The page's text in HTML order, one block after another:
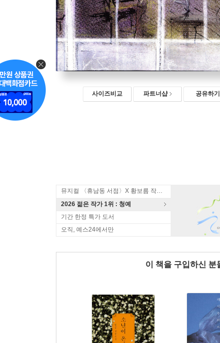
사이즈비교 파트너샵 공유하기
뮤지컬 〈휴남동 서점〉X 황보름 작가 북토크
2026 젊은 작가 1위 : 청예
기간 한정 특가 도서
오직, 예스24에서만
이 책을 구입하신 분